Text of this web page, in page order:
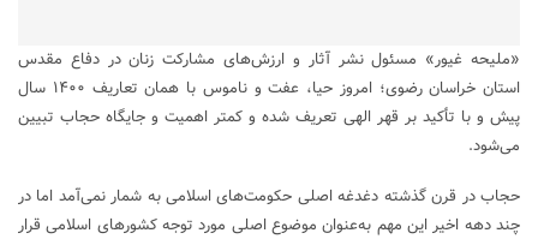
«ملیحه غیور» مسئول نشر آثار و ارزش‌های مشارکت زنان در دفاع مقدس
استان خراسان رضوی؛ امروز حیا، عفت و ناموس با همان تعاریف ۱۴۰۰ سال
پیش و با تأکید بر قهر الهی تعریف شده و کمتر اهمیت و جایگاه حجاب تبیین
می‌شود.
حجاب در قرن گذشته دغدغه اصلی حکومت‌های اسلامی به شمار نمی‌آمد اما در
چند دهه اخیر این مهم به‌عنوان موضوع اصلی مورد توجه کشورهای اسلامی قرار